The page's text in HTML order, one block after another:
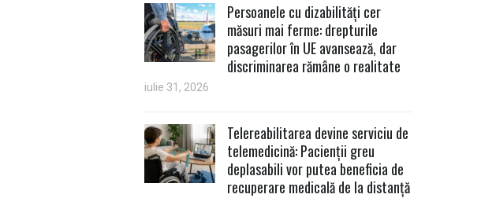
Persoanele cu dizabilități cer
măsuri mai ferme: drepturile
pasagerilor în UE avansează, dar
discriminarea rămâne o realitate
iulie 31, 2026
Telereabilitarea devine serviciu de
telemedicină: Pacienții greu
deplasabili vor putea beneficia de
recuperare medicală de la distanță